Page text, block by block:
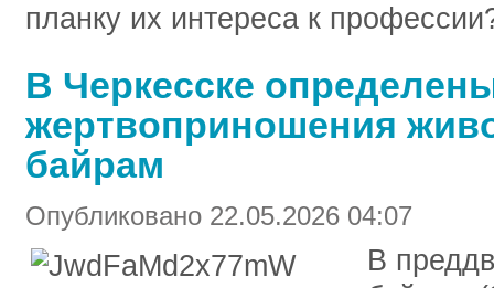
планку их интереса к
В Черкесске
жертвоприношения
байрам
Опубликовано 22.05.2026 04:07
В